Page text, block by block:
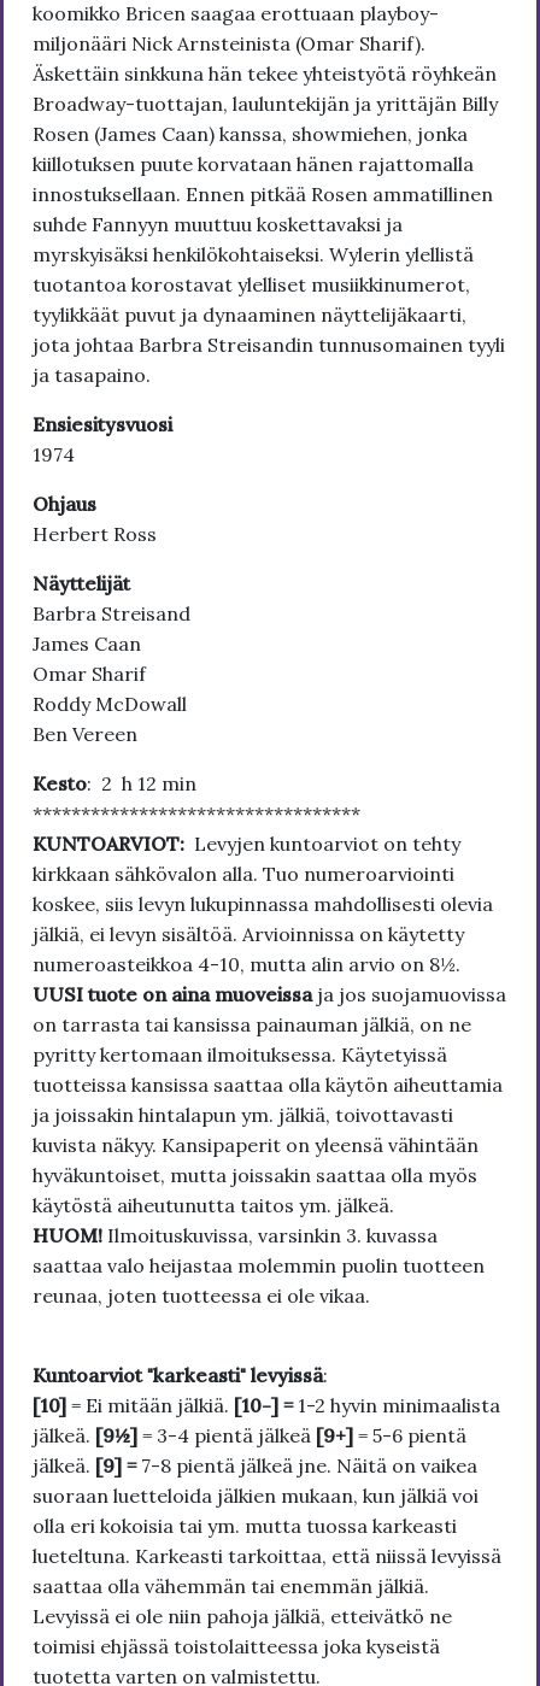
koomikko Bricen saagaa erottuaan playboy-
miljonääri Nick Arnsteinista (Omar Sharif).
Äskettäin sinkkuna hän tekee yhteistyötä röyhkeän
Broadway-tuottajan, lauluntekijän ja yrittäjän Billy
Rosen (James Caan) kanssa, showmiehen, jonka
kiillotuksen puute korvataan hänen rajattomalla
innostuksellaan. Ennen pitkää Rosen ammatillinen
suhde Fannyyn muuttuu koskettavaksi ja
myrskyisäksi henkilökohtaiseksi. Wylerin ylellistä
tuotantoa korostavat ylelliset musiikkinumerot,
tyylikkäät puvut ja dynaaminen näyttelijäkaarti,
jota johtaa Barbra Streisandin tunnusomainen tyyli
ja tasapaino.
Ensiesitysvuosi
1974
Ohjaus
Herbert Ross
Näyttelijät
Barbra Streisand
James Caan
Omar Sharif
Roddy McDowall
Ben Vereen
Kesto: 2 h 12 min
**********************************
KUNTOARVIOT: Levyjen kuntoarviot on tehty
kirkkaan sähkövalon alla. Tuo numeroarviointi
koskee, siis levyn lukupinnassa mahdollisesti olevia
jälkiä, ei levyn sisältöä. Arvioinnissa on käytetty
numeroasteikkoa 4-10, mutta alin arvio on 8½.
UUSI tuote on aina muoveissa ja jos suojamuovissa
on tarrasta tai kansissa painauman jälkiä, on ne
pyritty kertomaan ilmoituksessa. Käytetyissä
tuotteissa kansissa saattaa olla käytön aiheuttamia
ja joissakin hintalapun ym. jälkiä, toivottavasti
kuvista näkyy. Kansipaperit on yleensä vähintään
hyväkuntoiset, mutta joissakin saattaa olla myös
käytöstä aiheutunutta taitos ym. jälkeä.
HUOM! Ilmoituskuvissa, varsinkin 3. kuvassa
saattaa valo heijastaa molemmin puolin tuotteen
reunaa, joten tuotteessa ei ole vikaa.
Kuntoarviot "karkeasti" levyissä:
[10] = Ei mitään jälkiä. [10-] = 1-2 hyvin minimaalista
jälkeä. [9½] = 3-4 pientä jälkeä [9+] = 5-6 pientä
jälkeä. [9] = 7-8 pientä jälkeä jne. Näitä on vaikea
suoraan luetteloida jälkien mukaan, kun jälkiä voi
olla eri kokoisia tai ym. mutta tuossa karkeasti
lueteltuna. Karkeasti tarkoittaa, että niissä levyissä
saattaa olla vähemmän tai enemmän jälkiä.
Levyissä ei ole niin pahoja jälkiä, etteivätkö ne
toimisi ehjässä toistolaitteessa joka kyseistä
tuotetta varten on valmistettu.